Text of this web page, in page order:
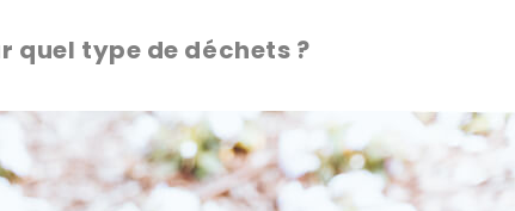
quel type de déchets ?